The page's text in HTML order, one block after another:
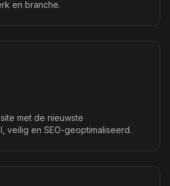
en branche.
met de nieuwste
veilig en SEO-geoptimaliseerd.